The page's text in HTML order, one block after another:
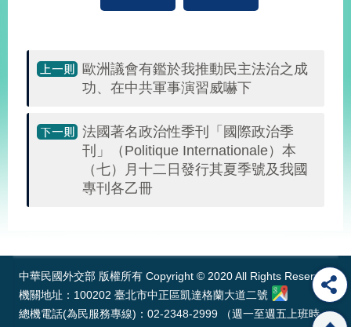
資
開
相
關
網
站
歐洲議會有鑑於我推動民主法治之成
功、在中共軍事演習威嚇下
法國著名政治性季刊「國際政治季
刊」（Politique Internationale）本
（七）月十二日發行其夏季號及我國
專刊各乙冊
中華民國外交部 版權所有 Copyright © 2020 All Rights Reserved
機關地址：100202 臺北市中正區凱達格蘭大道二號
總機電話(為民服務專線)：02-2348-2999 （週一至週五上班時